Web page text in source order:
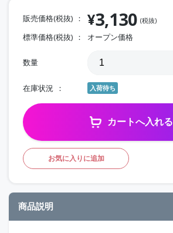
販売価格(税抜) ¥3,130 (税抜)
標準価格(税抜) オープン価格
数量
在庫状況 入荷待ち
カートへ入れる
お気に入りに追加
商品説明